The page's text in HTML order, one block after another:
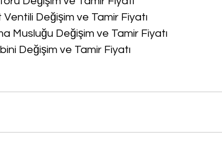
Değişim ve Tamir Fiyatı
Musluğu Değişim ve Tamir Fiyatı
Değişim ve Tamir Fiyatı